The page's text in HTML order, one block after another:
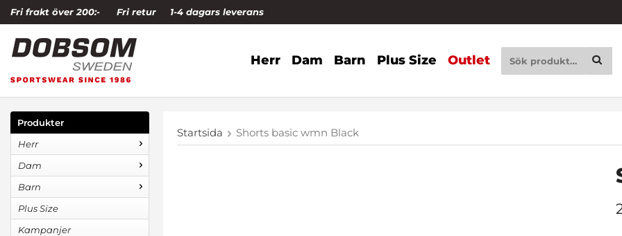
Fri frakt över 200:- Fri retur 1-4 dagars leverans
Herr Dam Barn Plus Size Outlet
Produkter
Herr
Dam
Barn
Plus Size
Kampanjer
Startsida Shorts basic wmn Black